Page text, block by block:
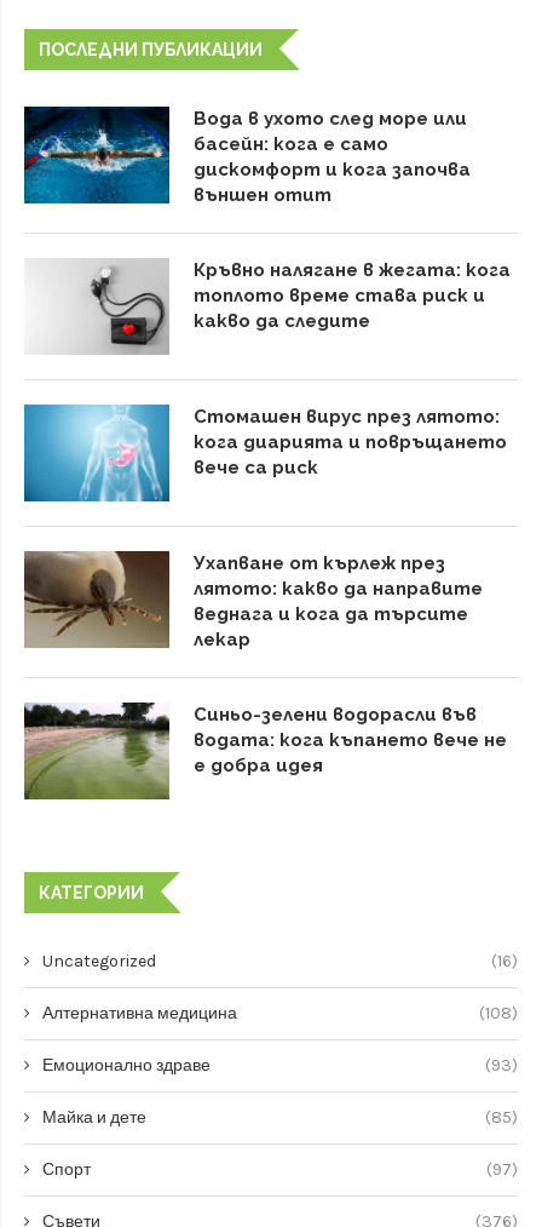
ПОСЛЕДНИ ПУБЛИКАЦИИ
Вода в ухото след море или
басейн: кога е само
дискомфорт и кога започва
външен отит
Кръвно налягане в жегата: кога
топлото време става риск и
какво да следите
Стомашен вирус през лятото:
кога диарията и повръщането
вече са риск
Ухапване от кърлеж през
лятото: какво да направите
веднага и кога да търсите
лекар
Синьо-зелени водорасли във
водата: кога къпането вече не
е добра идея
КАТЕГОРИИ
Uncategorized (16)
Алтернативна медицина (108)
Емоционално здраве (93)
Майка и дете (85)
Спорт (97)
Съвети (376)